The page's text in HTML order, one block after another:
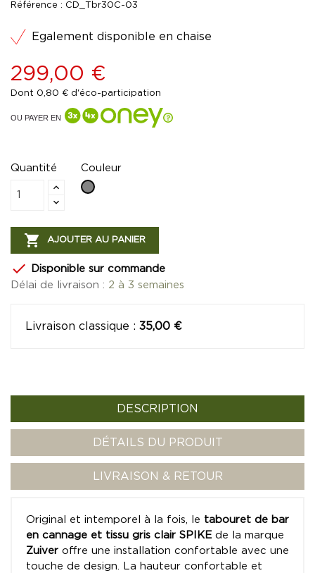
Référence : CD_Tbr30C-03
Egalement disponible en chaise
299,00 €
Dont 0,80 € d'éco-participation
OU PAYER EN
Quantité
Couleur
Gris
 AJOUTER AU PANIER

Disponible sur commande
Délai de livraison : 2 à 3 semaines
Livraison classique : 35,00 €
DESCRIPTION
DÉTAILS DU PRODUIT
LIVRAISON & RETOUR
Original et intemporel à la fois, le tabouret de bar
en cannage et tissu gris clair SPIKEde la marque
Zuiver offre une installation confortable avec une
touche de design. La hauteur confortable et